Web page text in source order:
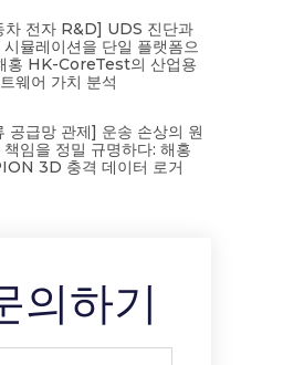
차 전자 R&D] UDS 진단과
시뮬레이션을 단일 플랫폼으
홍 HK-CoreTest의 산업용
웨어 가치 분석
공급망 관제] 운송 손상의 원
책임을 정밀 규명하다: 해홍
3D 충격 데이터 로거
의하기